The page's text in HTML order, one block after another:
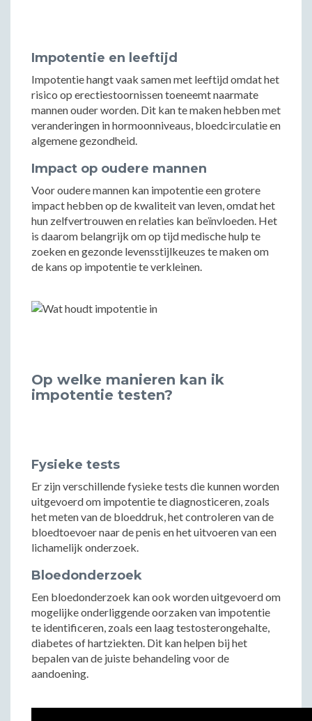
Impotentie en leeftijd
Impotentie hangt vaak samen met leeftijd omdat het
risico op erectiestoornissen toeneemt naarmate
mannen ouder worden. Dit kan te maken hebben met
veranderingen in hormoonniveaus, bloedcirculatie en
algemene gezondheid.
Impact op oudere mannen
Voor oudere mannen kan impotentie een grotere
impact hebben op de kwaliteit van leven, omdat het
hun zelfvertrouwen en relaties kan beïnvloeden. Het
is daarom belangrijk om op tijd medische hulp te
zoeken en gezonde levensstijlkeuzes te maken om
de kans op impotentie te verkleinen.
Op welke manieren kan ik
impotentie testen?
Fysieke tests
Er zijn verschillende fysieke tests die kunnen worden
uitgevoerd om impotentie te diagnosticeren, zoals
het meten van de bloeddruk, het controleren van de
bloedtoevoer naar de penis en het uitvoeren van een
lichamelijk onderzoek.
Bloedonderzoek
Een bloedonderzoek kan ook worden uitgevoerd om
mogelijke onderliggende oorzaken van impotentie
te identificeren, zoals een laag testosterongehalte,
diabetes of hartziekten. Dit kan helpen bij het
bepalen van de juiste behandeling voor de
aandoening.